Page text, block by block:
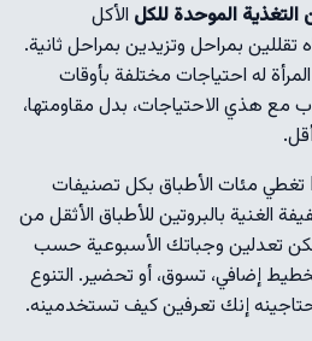
الموحدة للكل الأكل
بمراحل وتزيدين بمراحل ثانية.
له احتياجات مختلفة بأوقات
مع هذي الاحتياجات، بدل مقاومتها،
وبسبب إن قائمة Right Bite تغطي مئات الأطباق بكل تصنيفات
الغنية بالبروتين للأطباق الأثقل من
تعدلين وجباتك الأسبوعية حسب
إضافي، تسوق، أو تحضير. التنوع
إنك تعرفين كيف تستخدمينه.